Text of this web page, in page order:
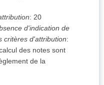
: 20
d'indication de
critères d'attribution:
des notes sont
de la